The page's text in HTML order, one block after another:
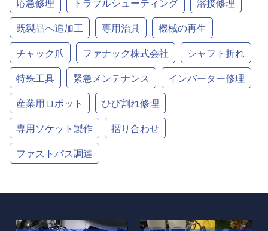
既製品へ追加工
専用治具
機械の再生
チャック爪
ファナック株式会社
シャフト折れ
特殊工具
緊急メンテナンス
インバーター修理
産業用ロボット
ひび割れ修理
専用ソケット製作
摺り合わせ
ファストパス調達